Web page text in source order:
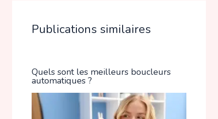
Publications similaires
Quels sont les meilleurs boucleurs
automatiques ?